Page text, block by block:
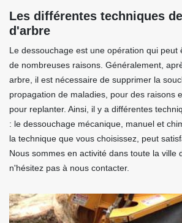
Les différentes techniques
d'arbre
Le dessouchage est une opération qui peut
de nombreuses raisons. Généralement,
arbre, il est nécessaire de supprimer la
propagation de maladies, pour des raisons
pour replanter. Ainsi, il y a différentes
: le dessouchage mécanique, manuel et
la technique que vous choisissez, peut
Nous sommes en activité dans toute la ville
n'hésitez pas à nous contacter.